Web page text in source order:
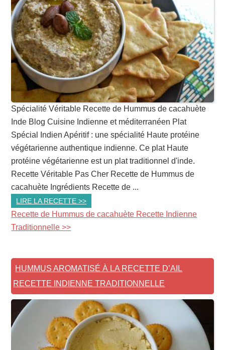
Spécialité Véritable Recette de Hummus de cacahuète
Inde Blog Cuisine Indienne et méditerranéen Plat
Spécial Indien Apéritif : une spécialité Haute protéine
végétarienne authentique indienne. Ce plat Haute
protéine végétarienne est un plat traditionnel d'inde.
Recette Véritable Pas Cher Recette de Hummus de
cacahuète Ingrédients Recette de ...
LIRE LA RECETTE >>
Recette de Hummus de cacahuète Recette Indienne
Traditionnelle >>
HUMMUS AROMATISÉ À LA RECETTE D’AIL
RECETTE INDIENNE TRADITIONNELLE